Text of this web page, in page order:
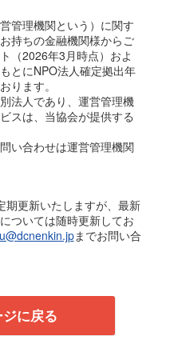
管理機関という）に関す
持ちの金融機関様からご
（2026年3月時点）およ
とにNPO法人確定拠出年
ります。
法人であり、運営管理機
スは、当協会が提供する
い合わせは運営管理機関
期更新いたしますが、最新
ついては随時更新してお
までお問い合
に戻る